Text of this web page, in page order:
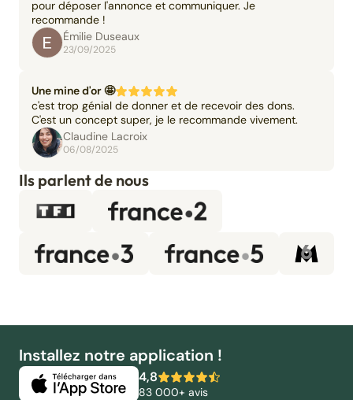
pour déposer l'annonce et communiquer. Je
recommande !
Émilie Duseaux
23/09/2025
Une mine d'or 🤩
c'est trop génial de donner et de recevoir des dons.
C'est un concept super, je le recommande vivement.
Claudine Lacroix
06/08/2025
Ils parlent de nous
Installez notre application !
4,8
83 000+ avis